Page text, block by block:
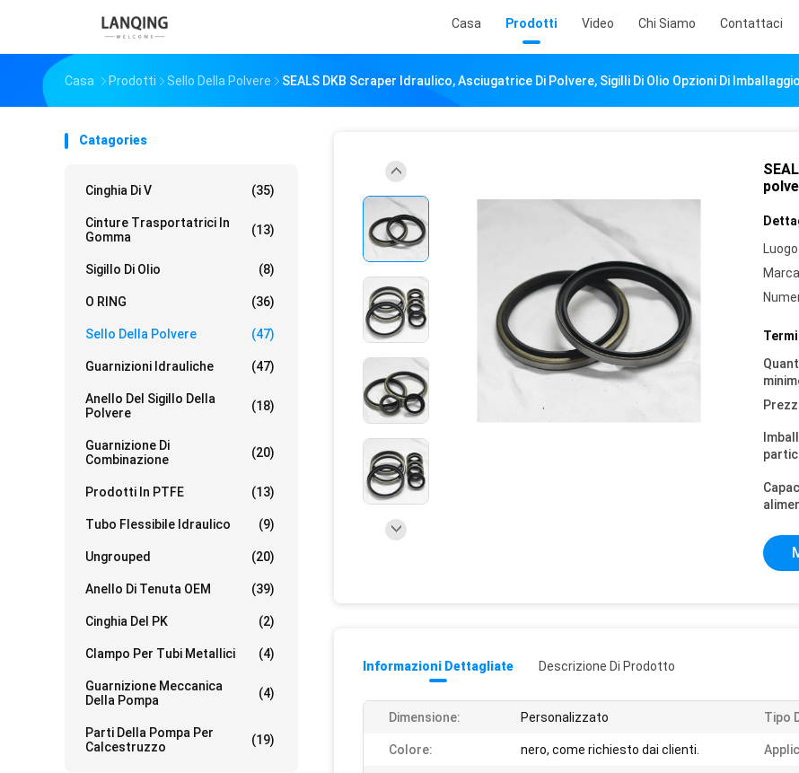
Casa Prodotti Video Chi Siamo Contattaci
Casa Prodotti Sello Della Polvere SEALS DKB Scraper Idraulico, Asciugatrice Di Polvere, Sigilli Di Olio Opzioni Di
Catagories
Cinghia Di V (35)
Cinture Trasportatrici In
Gomma
(13)
Sigillo Di Olio (8)
O RING (36)
Sello Della Polvere (47)
Guarnizioni Idrauliche (47)
Anello Del Sigillo Della
Polvere
(18)
Guarnizione Di
Combinazione
(20)
Prodotti In PTFE (13)
Tubo Flessibile Idraulico (9)
Ungrouped (20)
Anello Di Tenuta OEM (39)
Cinghia Del PK (2)
Clampo Per Tubi Metallici (4)
Guarnizione Meccanica
Della Pompa
(4)
Parti Della Pompa Per
Calcestruzzo
(19)
Informazioni Dettagliate Descrizione Di Prodotto
Dimensione: Personalizzato Tipo
Colore: nero, come richiesto dai clienti.